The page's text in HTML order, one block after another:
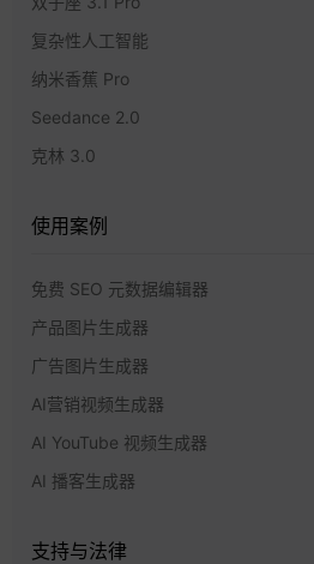
复杂性人工智能
纳米香蕉 Pro
Seedance 2.0
克林 3.0
使用案例
免费 SEO 元数据编辑器
产品图片生成器
广告图片生成器
AI营销视频生成器
AI YouTube 视频生成器
AI 播客生成器
支持与法律